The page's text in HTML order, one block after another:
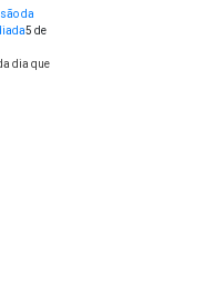
da
5 de
dia que